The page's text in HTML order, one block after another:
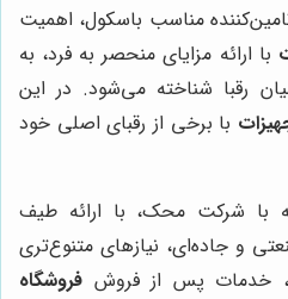
تامین‌کننده مناسب باسکول، اهمیت
با ارائه مزایای منحصر به فرد، به
رقبا شناخته می‌شود. در این
با برخی از رقبای اصلی خود
با شرکت محک، با ارائه طیف
و جاده‌ای، نیازهای متنوع‌تری
خدمات پس از فروش فروشگاه